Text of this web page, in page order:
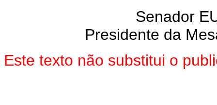
Senador
Presidente da
Este texto não substitui o